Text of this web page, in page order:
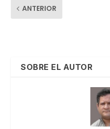
ANTERIOR
SOBRE EL AUTOR